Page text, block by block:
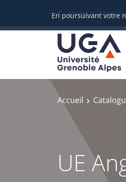
En poursuivant votre
Université Grenoble
Accueil
UE